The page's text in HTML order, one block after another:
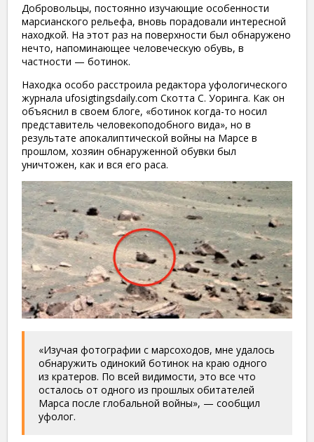
Добровольцы, постоянно изучающие особенности
марсианского рельефа, вновь порадовали интересной
находкой. На этот раз на поверхности был обнаружено
нечто, напоминающее человеческую обувь, в
частности — ботинок.
Находка особо расстроила редактора уфологического
журнала ufosigtingsdaily.com Скотта С. Уоринга. Как он
объяснил в своем блоге, «ботинок когда-то носил
представитель человекоподобного вида», но в
результате апокалиптической войны на Марсе в
прошлом, хозяин обнаруженной обувки был
уничтожен, как и вся его раса.
«Изучая фотографии с марсоходов, мне удалось
обнаружить одинокий ботинок на краю одного
из кратеров. По всей видимости, это все что
осталось от одного из прошлых обитателей
Марса после глобальной войны», — сообщил
уфолог.